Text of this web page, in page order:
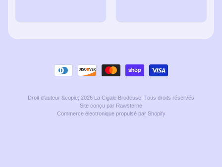
Droit d'auteur &copie; 2026 La Cigale Brodeuse . Tous droits réservés
Site conçu par Rawsterne
Commerce électronique propulsé par Shopify